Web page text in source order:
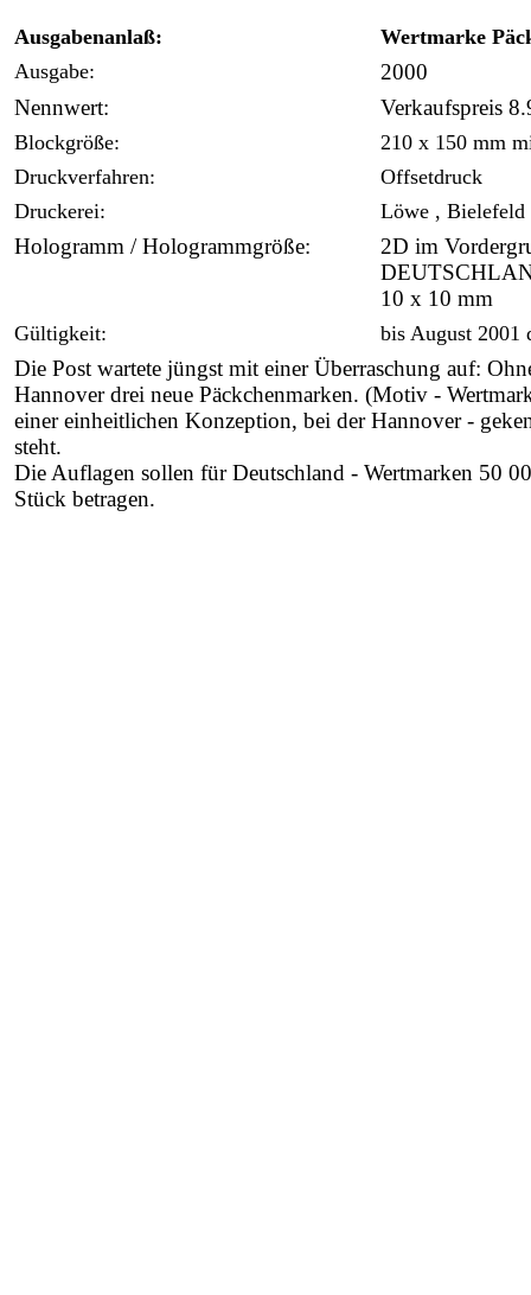
Ausgabenanlaß:
Wertmarke
Ausgabe:
2000
Nennwert:
Verkaufspreis
Blockgröße:
210 x 150 mm
Druckverfahren:
Offsetdruck
Druckerei:
Löwe , Bielefeld
Hologramm / Hologrammgröße:
2D im
10 x 10 mm
Gültigkeit: bis August 2001
Die Post wartete jüngst mit einer Überraschung auf:
Hannover drei neue Päckchenmarken. (Motiv -
einer einheitlichen Konzeption, bei der Hannover -
steht.
Die Auflagen sollen für Deutschland - Wertmarken 50
Stück betragen.